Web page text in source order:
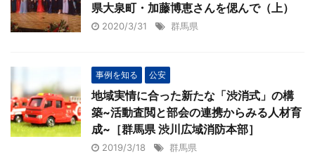
県大泉町・加藤博恵さんを偲んで（上）
2020/3/31 群馬県
事例を知る 公安
地域実情に合った新たな「渋消式」の構
築~活動査閲と部会の連携からみる人材育
成~［群馬県 渋川広域消防本部］
2019/3/18 群馬県